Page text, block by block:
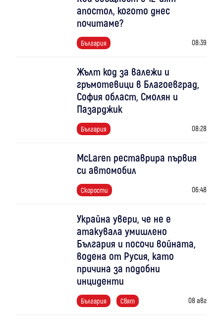
апостол, когото днес
почитаме?
България 08:39
Жълт код за валежи и
гръмотевици в Благоевград,
София област, Смолян и
Пазарджик
България 08:28
McLaren реставрира първия
си автомобил
Скорости 06:48
Украйна увери, че не е
атакувала умишлено
България и посочи войната,
водена от Русия, като
причина за подобни
инциденти
България Свят 08 авг